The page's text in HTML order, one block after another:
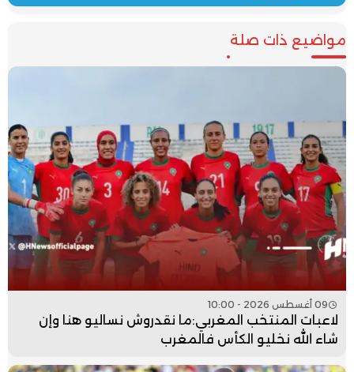
مواضيع ذات صلة
09 أغسطس 2026 - 10:00
لاعبات المنتخب المغربي:ما نقدروش نساليو هنا وإن
شاء الله نخليو الكأس فالمغرب